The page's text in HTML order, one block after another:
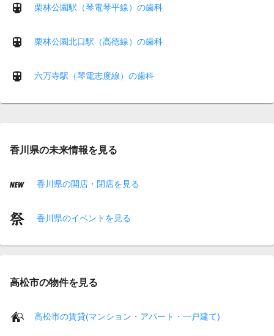
栗林公園駅（琴電琴平線）の歯科
栗林公園北口駅（高徳線）の歯科
六万寺駅（琴電志度線）の歯科
香川県の未来情報を見る
香川県の開店・閉店を見る
香川県のイベントを見る
高松市の物件を見る
高松市の賃貸(マンション・アパート・一戸建て)